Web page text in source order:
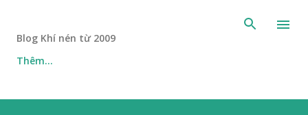
Blog Khí nén từ 2009
Thêm…